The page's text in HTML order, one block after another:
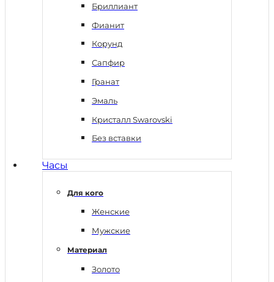
Бриллиант
Фианит
Корунд
Сапфир
Гранат
Эмаль
Кристалл Swarovski
Без вставки
Часы
Для кого
Женские
Мужские
Материал
Золото